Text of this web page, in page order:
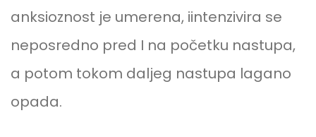
anksioznost je umerena, iintenzivira se
neposredno pred I na početku nastupa,
a potom tokom daljeg nastupa lagano
opada.